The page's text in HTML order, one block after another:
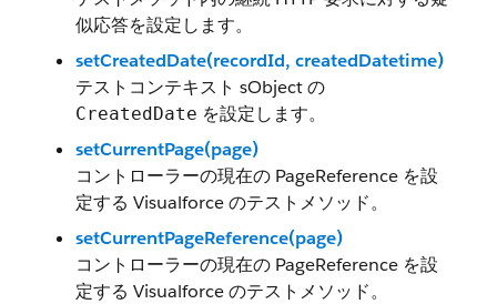
似応答を設定します。
setCreatedDate(recordId, createdDatetime)
テストコンテキスト sObject の
CreatedDate を設定します。
setCurrentPage(page)
コントローラーの現在の PageReference を設
定する Visualforce のテストメソッド。
setCurrentPageReference(page)
コントローラーの現在の PageReference を設
定する Visualforce のテストメソッド。